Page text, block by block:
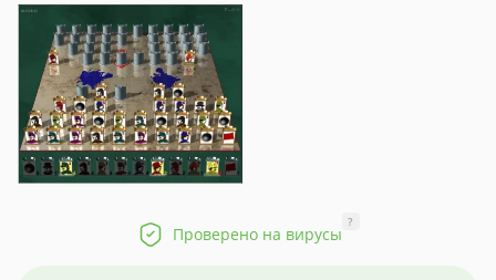
Проверено на вирусы
?